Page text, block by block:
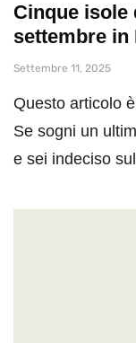
Cinque isole
settembre in
Settembre 11, 2025
Questo articolo
Se sogni un
e sei indeciso